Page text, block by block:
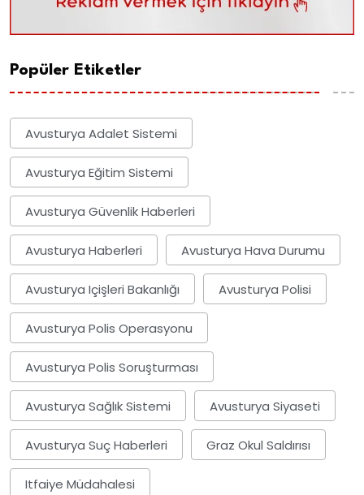
Popüler Etiketler
Avusturya Adalet Sistemi
Avusturya Eğitim Sistemi
Avusturya Güvenlik Haberleri
Avusturya Haberleri Avusturya Hava Durumu
Avusturya Içişleri Bakanlığı Avusturya Polisi
Avusturya Polis Operasyonu
Avusturya Polis Soruşturması
Avusturya Sağlık Sistemi Avusturya Siyaseti
Avusturya Suç Haberleri Graz Okul Saldırısı
Itfaiye Müdahalesi